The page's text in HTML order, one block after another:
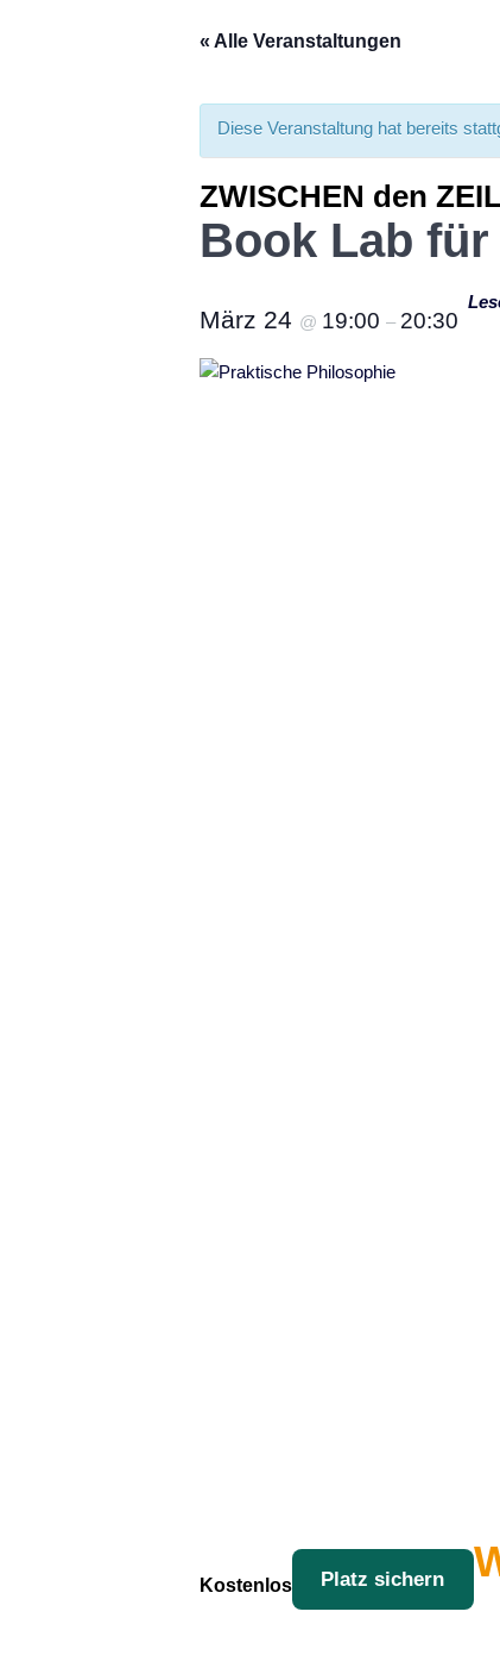
« Alle Veranstaltungen
Diese Veranstaltung hat bereits
ZWISCHEN den
Book Lab
März 24 @ 19:00 – 20:30
Kostenlos Platz sichern